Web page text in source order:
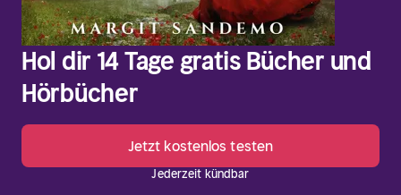
Hol dir 14 Tage gratis Bücher und
Hörbücher
Jetzt kostenlos testen
Jederzeit kündbar